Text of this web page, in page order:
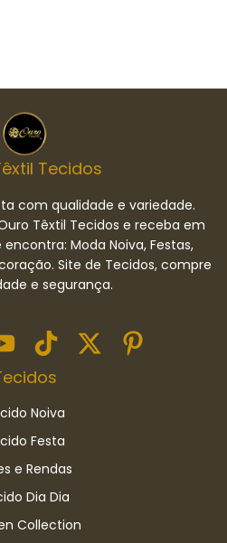
Tecidos
com qualidade e variedade.
Têxtil Tecidos e receba em
Moda Noiva, Festas,
Site de Tecidos, compre
e segurança.
Noiva
Festa
e Rendas
Dia Dia
Collection